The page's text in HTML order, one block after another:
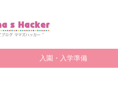
入園・入学準備